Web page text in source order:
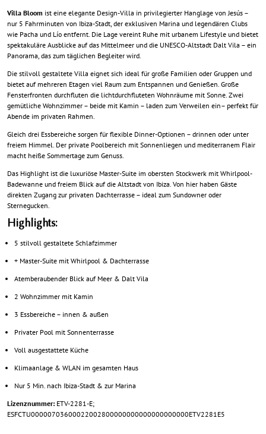
Villa Bloom ist eine elegante Design-Villa in privilegierter Hanglage von Jesús –
nur 5 Fahrminuten von Ibiza-Stadt, der exklusiven Marina und legendären Clubs
wie Pacha und Lío entfernt. Die Lage vereint Ruhe mit urbanem Lifestyle und bietet
spektakuläre Ausblicke auf das Mittelmeer und die UNESCO-Altstadt Dalt Vila – ein
Panorama, das zum täglichen Begleiter wird.
Die stilvoll gestaltete Villa eignet sich ideal für große Familien oder Gruppen und
bietet auf mehreren Etagen viel Raum zum Entspannen und Genießen. Große
Fensterfronten durchfluten die lichtdurchfluteten Wohnräume mit Sonne. Zwei
gemütliche Wohnzimmer – beide mit Kamin – laden zum Verweilen ein– perfekt für
Abende im privaten Rahmen.
Gleich drei Essbereiche sorgen für flexible Dinner-Optionen – drinnen oder unter
freiem Himmel. Der private Poolbereich mit Sonnenliegen und mediterranem Flair
macht heiße Sommertage zum Genuss.
Das Highlight ist die luxuriöse Master-Suite im obersten Stockwerk mit Whirlpool-
Badewanne und freiem Blick auf die Altstadt von Ibiza. Von hier haben Gäste
direkten Zugang zur privaten Dachterrasse – ideal zum Sundowner oder
Sternegucken.
Highlights:
5 stilvoll gestaltete Schlafzimmer
+ Master-Suite mit Whirlpool & Dachterrasse
Atemberaubender Blick auf Meer & Dalt Vila
2 Wohnzimmer mit Kamin
3 Essbereiche – innen & außen
Privater Pool mit Sonnenterrasse
Voll ausgestattete Küche
Klimaanlage & WLAN im gesamten Haus
Nur 5 Min. nach Ibiza-Stadt & zur Marina
Lizenznummer: ETV-2281-E;
ESFCTU00000703600022002800000000000000000000ETV2281E5